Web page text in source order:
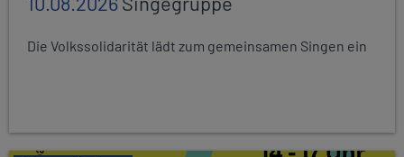
Die Volkssolidarität lädt zum gemeinsamen Singen ein